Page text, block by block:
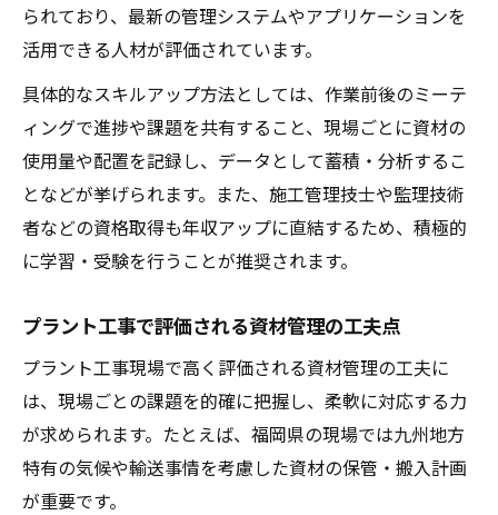
られており、最新の管理システムやアプリケーションを
活用できる人材が評価されています。
具体的なスキルアップ方法としては、作業前後のミーテ
ィングで進捗や課題を共有すること、現場ごとに資材の
使用量や配置を記録し、データとして蓄積・分析するこ
となどが挙げられます。また、施工管理技士や監理技術
者などの資格取得も年収アップに直結するため、積極的
に学習・受験を行うことが推奨されます。
プラント工事で評価される資材管理の工夫点
プラント工事現場で高く評価される資材管理の工夫に
は、現場ごとの課題を的確に把握し、柔軟に対応する力
が求められます。たとえば、福岡県の現場では九州地方
特有の気候や輸送事情を考慮した資材の保管・搬入計画
が重要です。